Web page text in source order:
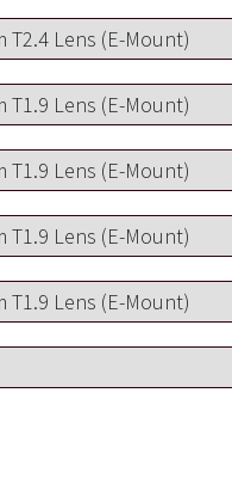
T2.4 Lens (E-Mount)
T1.9 Lens (E-Mount)
T1.9 Lens (E-Mount)
T1.9 Lens (E-Mount)
T1.9 Lens (E-Mount)